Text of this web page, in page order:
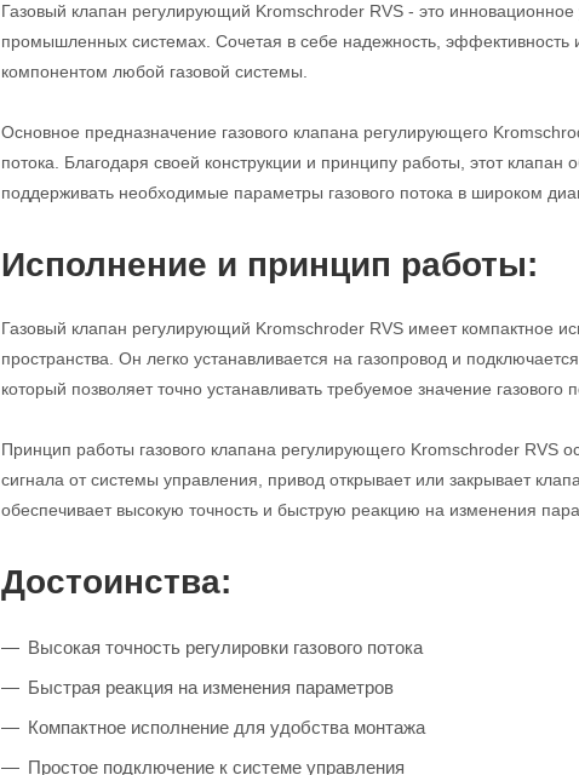
Газовый клапан регулирующий Kromschroder RVS - это инновационное
промышленных системах. Сочетая в себе надежность, эффективность
компонентом любой газовой системы.
Основное предназначение газового клапана регулирующего
потока. Благодаря своей конструкции и принципу работы, этот клапан
поддерживать необходимые параметры газового потока в широком
Исполнение и принцип работы:
Газовый клапан регулирующий Kromschroder RVS имеет компактное
пространства. Он легко устанавливается на газопровод и
который позволяет точно устанавливать требуемое значение газового
Принцип работы газового клапана регулирующего Kromschroder RVS
сигнала от системы управления, привод открывает или закрывает
обеспечивает высокую точность и быструю реакцию на изменения
Достоинства:
Высокая точность регулировки газового потока
Быстрая реакция на изменения параметров
Компактное исполнение для удобства монтажа
Простое подключение к системе управления